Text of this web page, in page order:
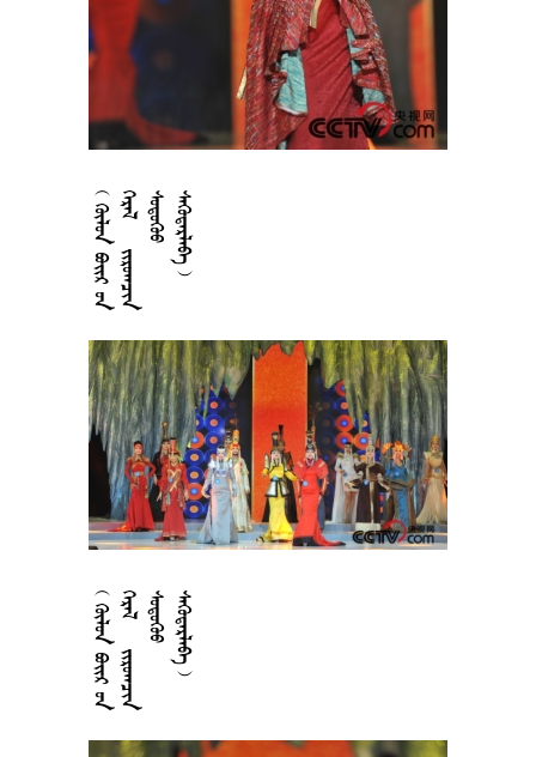










































 










































 